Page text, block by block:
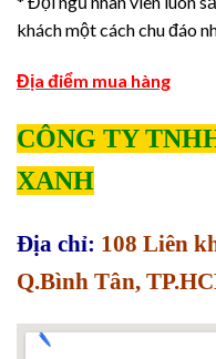
khách một cách chu đáo
Địa điểm mua hàng
CÔNG TY
XANH
Địa chỉ: 108 Liên
Q.Bình Tân,